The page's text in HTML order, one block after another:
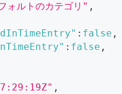
ォルトのカテゴリ" ,
: false ,
: false ,
,